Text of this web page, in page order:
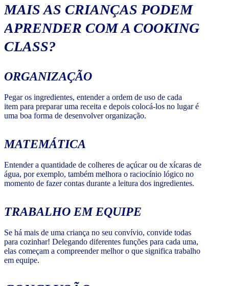
MAIS AS CRIANÇAS PODEM
APRENDER COM A COOKING
CLASS?
ORGANIZAÇÃO
Pegar os ingredientes, entender a ordem de uso de cada
item para preparar uma receita e depois colocá-los no lugar é
uma boa forma de desenvolver organização.
MATEMÁTICA
Entender a quantidade de colheres de açúcar ou de xícaras de
água, por exemplo, também melhora o raciocínio lógico no
momento de fazer contas durante a leitura dos ingredientes.
TRABALHO EM EQUIPE
Se há mais de uma criança no seu convívio, convide todas
para cozinhar! Delegando diferentes funções para cada uma,
elas começam a compreender melhor o que significa trabalho
em equipe.